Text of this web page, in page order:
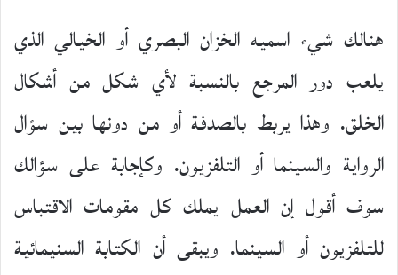
هنالك شيء اسميه الخزان البصري أو الخيالي الذي
يلعب دور المرجع بالنسبة لأي شكل من أشكال
الخلق. وهذا يربط بالصدفة أو من دونها بين سؤال
الرواية والسينما أو التلفزيون. وكإجابة على سؤالك
سوف أقول إن العمل يملك كل مقومات الاقتباس
للتلفزيون أو السينما. ويبقى أن الكتابة السنيمائية